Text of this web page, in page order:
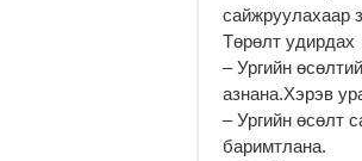
сайжруулахаар
Төрөлт удирдах
– Ургийн
азнана.Хэрэв
– Ургийн өсөлт
баримтлана.